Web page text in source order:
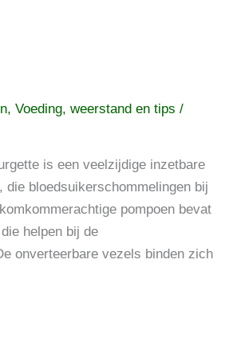
, Voeding, weerstand en tips /
is een veelzijdige inzetbare
bloedsuikerschommelingen bij
pompoen bevat
helpen bij de
onverteerbare vezels binden zich